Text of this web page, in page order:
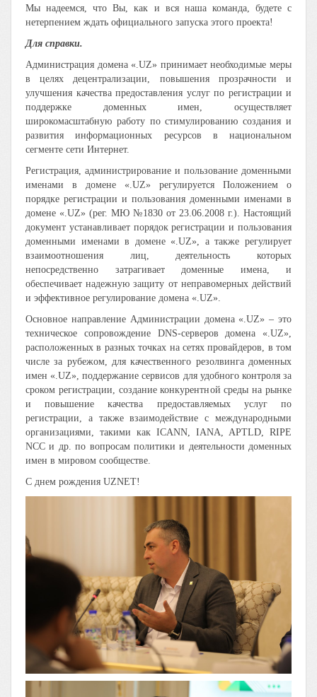
Мы надеемся, что Вы, как и вся наша команда, будете с
нетерпением ждать официального запуска этого проекта!
Для справки.
Администрация домена «.UZ» принимает необходимые меры
в целях децентрализации, повышения прозрачности и
улучшения качества предоставления услуг по регистрации и
поддержке доменных имен, осуществляет
широкомасштабную работу по стимулированию создания и
развития информационных ресурсов в национальном
сегменте сети Интернет.
Регистрация, администрирование и пользование доменными
именами в домене «.UZ» регулируется Положением о
порядке регистрации и пользования доменными именами в
домене «.UZ» (рег. МЮ №1830 от 23.06.2008 г.). Настоящий
документ устанавливает порядок регистрации и пользования
доменными именами в домене «.UZ», а также регулирует
взаимоотношения лиц, деятельность которых
непосредственно затрагивает доменные имена, и
обеспечивает надежную защиту от неправомерных действий
и эффективное регулирование домена «.UZ».
Основное направление Администрации домена «.UZ» – это
техническое сопровождение DNS-серверов домена «.UZ»,
расположенных в разных точках на сетях провайдеров, в том
числе за рубежом, для качественного резолвинга доменных
имен «.UZ», поддержание сервисов для удобного контроля за
сроком регистрации, создание конкурентной среды на рынке
и повышение качества предоставляемых услуг по
регистрации, а также взаимодействие с международными
организациями, такими как ICANN, IANA, APTLD, RIPE
NCC и др. по вопросам политики и деятельности доменных
имен в мировом сообществе.
C днем рождения UZNET!